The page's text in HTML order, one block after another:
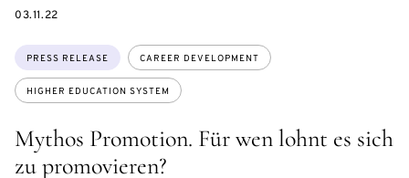
Mythos Promotion. Für wen lohnt es sich
zu promovieren?
Topics:
PRESS RELEASE CAREER DEVELOPMENT
HIGHER EDUCATION SYSTEM
DATE
03.11.22